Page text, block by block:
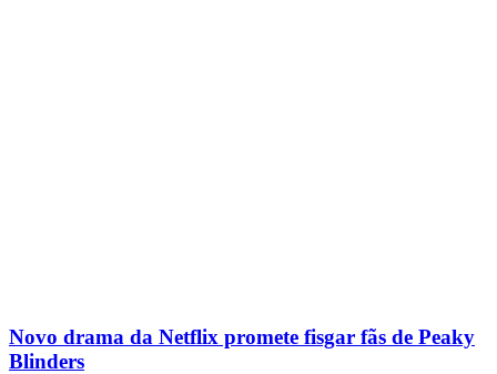
Novo drama da Netflix promete fisgar fãs de Peaky
Blinders